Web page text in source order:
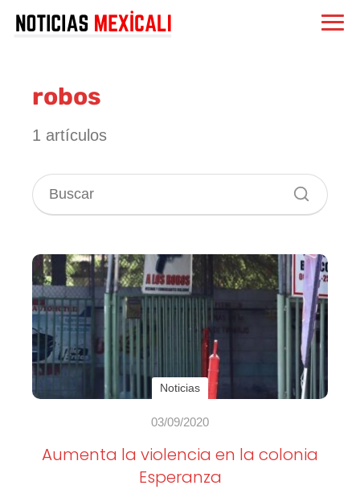
robos
1 artículos
Noticias
03/09/2020
Aumenta la violencia en la colonia
Esperanza